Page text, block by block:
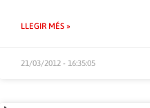
LLEGIR MÉS »
21/03/2012 - 16:35:05